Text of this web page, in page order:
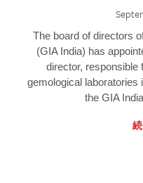
The board of directors
(GIA India) has
director, responsible
gemological laboratories
the GIA